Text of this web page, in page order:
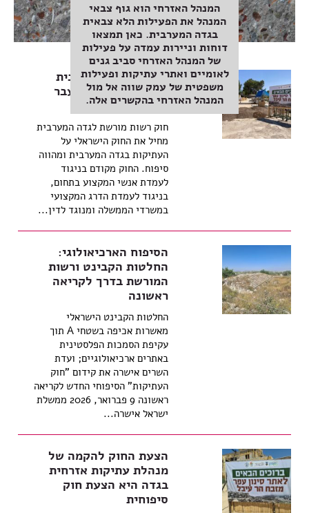
המנהל האזרחי הוא גוף צבאי
המנהל את הפעילות הלא צבאית
בגדה המערבית. כאן תמצאו
דוחות וניירות עמדה על פעילות
של המנהל האזרחי סביב גנים
לאומיים ואתרי עתיקות ופעילות
משפטית של עמק שווה אל מול
המנהל האזרחי בהקשרים אלה.
סיפוח הגדה המערבית
באמצעות עתיקות עבר
בקריאה ראשונה
חוק רשות מורשת לגדה המערבית
מחיל את החוק הישראלי על
העתיקות בגדה המערבית ומהווה
סיפוח. החוק מקודם בניגוד
לעמדת אנשי המקצוע בתחום,
בניגוד לעמדת הדרג המקצועי
במשרדי הממשלה ומנוגד לדין...
הסיפוח הארכיאולוגי:
החלטות הקבינט ורשות
המורשת בדרך לקריאה
ראשונה
החלטות הקבינט הישראלי
מאשרות אכיפה בשטחי A תוך
עקיפת הסמכות הפלסטינית
באתרים ארכיאולוגיים; ועדת
השרים אישרה את קידום "חוק
העתיקות" הסיפוחי החדש לקריאה
ראשונה 9 פברואר, 2026 ממשלת
ישראל אישרה...
הצעת החוק להקמה של
מנהלת עתיקות אזרחית
בגדה היא הצעת חוק
סיפוחית